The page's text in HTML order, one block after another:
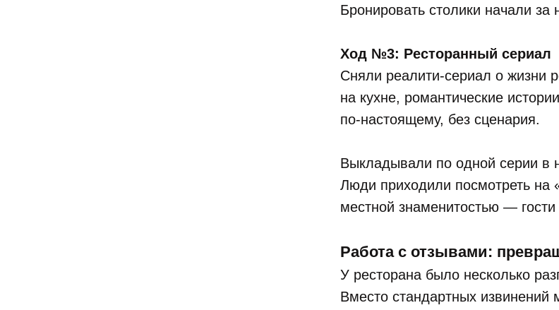
Бронировать столики начали за
Ход №3: Ресторанный сериал
Сняли реалити-сериал о жизни
на кухне, романтические
по-настоящему, без сценария.
Выкладывали по одной серии в
Люди приходили посмотреть
местной знаменитостью —
Работа с отзывами:
У ресторана было несколько
Вместо стандартных